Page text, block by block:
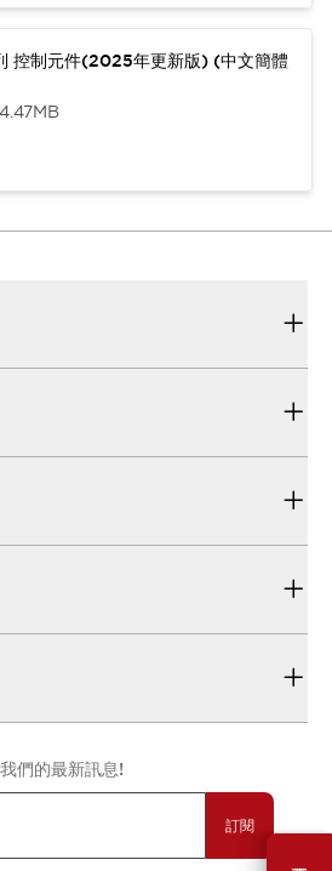
控制元件(2025年更新版) (中文簡體
4.47MB
們的最新訊息!
訂閱